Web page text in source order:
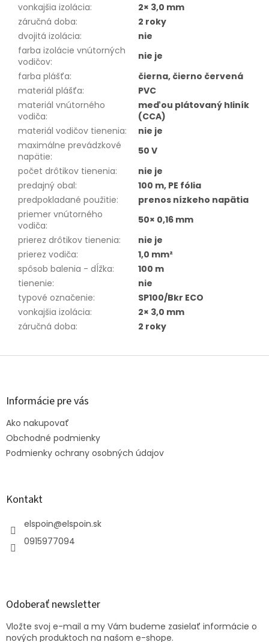
vonkajšia izolácia:
2× 3,0 mm
záručná doba:
2 roky
dvojitá izolácia:
nie
farba izolácie vnútorných
vodičov:
nie je
farba plášťa:
čierna, čierno červená
materiál plášťa:
PVC
materiál vnútorného
vodiča:
meďou plátovaný hliník
(CCA)
materiál vodičov tienenia:
nie je
maximálne prevádzkové
napätie:
50 V
počet drôtikov tienenia:
nie je
predajný obal:
100 m, PE fólia
predpokladané použitie:
prenos nízkeho napätia
priemer vnútorného
vodiča:
50× 0,16 mm
prierez drôtikov tienenia:
nie je
prierez vodiča:
1,0 mm²
spôsob balenia - dĺžka:
100 m
tienenie:
nie
typové označenie:
SP100/Bkr ECO
vonkajšia izolácia:
2× 3,0 mm
záručná doba: 2 roky
Z
Informácie pre vás
Ako nakupovať
Obchodné podmienky
Podmienky ochrany osobných údajov
Kontakt
elspoin@elspoin.sk
0915977094
Odoberať newsletter
Vložte svoj e-mail a my Vám budeme zasielať informácie o
nových produktoch na našom e-shope.